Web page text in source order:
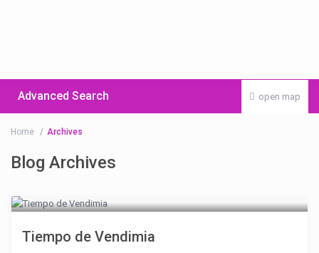
open map
Advanced Search
Home Archives
Blog Archives
Tiempo de Vendimia